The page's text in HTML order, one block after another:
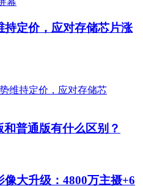
定价，应对存储芯片涨
普通版有什么区别？
像大升级：4800万主摄+6